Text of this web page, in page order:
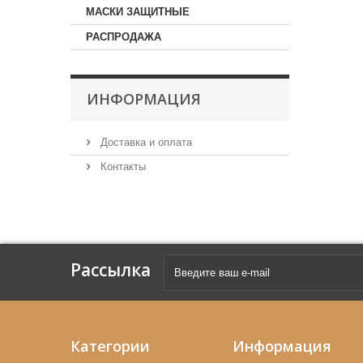
МАСКИ ЗАЩИТНЫЕ
РАСПРОДАЖА
ИНФОРМАЦИЯ
Доставка и оплата
Контакты
Рассылка
Категории Информация